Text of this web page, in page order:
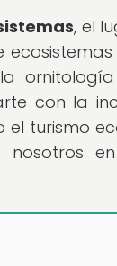
, el
con la
el turismo
nosotros